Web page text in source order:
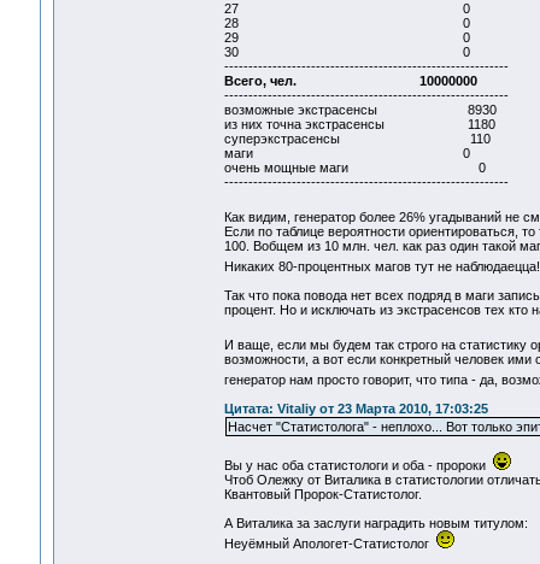
27 0
28 0
29 0
30 0
-----------------------------------------------------------
Всего, чел. 10000000
-----------------------------------------------------------
возможные экстрасенсы 8930
из них точна экстрасенсы 1180
суперэкстрасенсы 110
маги 0
очень мощные маги 0
-----------------------------------------------------------
Как видим, генератор более 26% угадываний не
Если по таблице вероятности ориентироваться,
100. Вобщем из 10 млн. чел. как раз один такой
Никаких 80-процентных магов тут не
Так что пока повода нет всех подряд в маги
процент. Но и исключать из экстрасенсов тех кто
И ваще, если мы будем так строго на
возможности, а вот если конкретный человек ими
генератор нам просто говорит, что типа - да,
Цитата: Vitaliy от 23 Марта 2010, 17:03:25
Насчет "Статистолога" - неплохо... Вот только
Вы у нас оба статистологи и оба - пророки
Чтоб Олежку от Виталика в статистологии
Квантовый Пророк-Статистолог.
А Виталика за заслуги наградить новым титулом:
Неуёмный Апологет-Статистолог